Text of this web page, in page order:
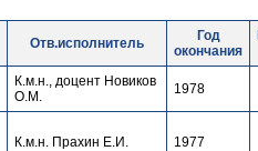
Отв.исполнитель
Год
окончания
К.м.н., доцент Новиков
О.М.
1978
К.м.н. Прахин Е.И. 1977